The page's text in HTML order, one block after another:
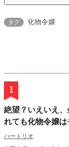
タグ 化物令嬢
1
絶望？いえいえ
れても化物令嬢
ハートリオ